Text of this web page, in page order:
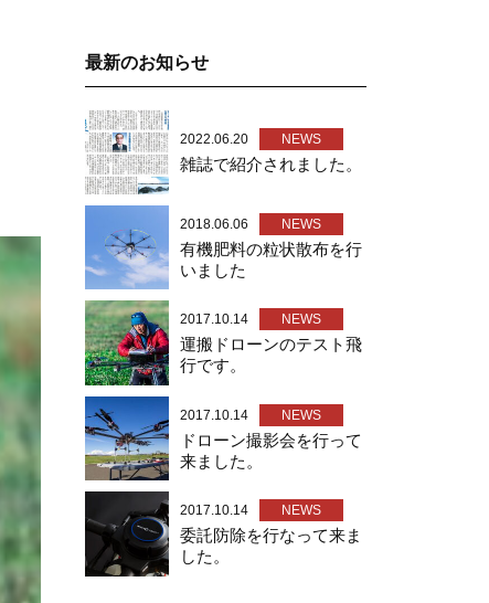
最新のお知らせ
2022.06.20 NEWS
雑誌で紹介されました。
2018.06.06 NEWS
有機肥料の粒状散布を行
いました
2017.10.14 NEWS
運搬ドローンのテスト飛
行です。
2017.10.14 NEWS
ドローン撮影会を行って
来ました。
2017.10.14 NEWS
委託防除を行なって来ま
した。